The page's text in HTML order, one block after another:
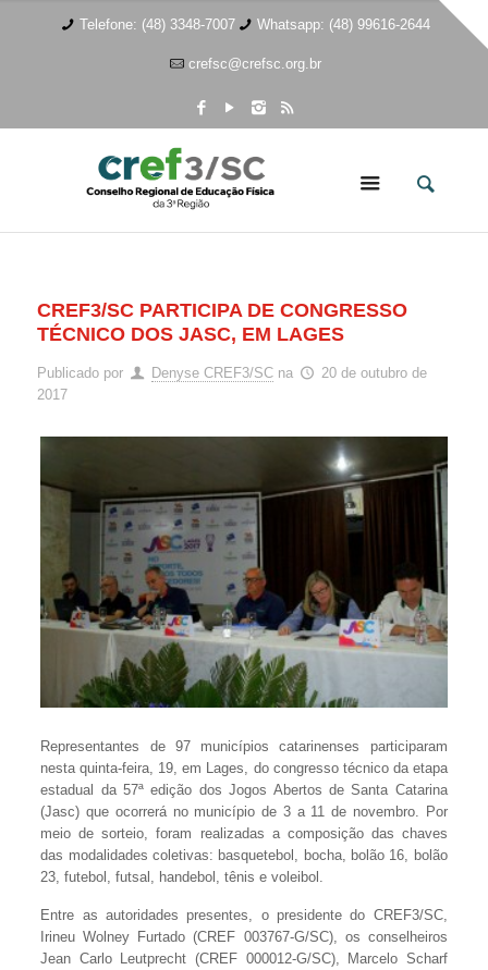
Telefone: (48) 3348-7007 Whatsapp: (48) 99616-2644
crefsc@crefsc.org.br
CREF3/SC PARTICIPA DE CONGRESSO
TÉCNICO DOS JASC, EM LAGES
Publicado por Denyse CREF3/SC na
20 de outubro de
2017
Representantes de 97 municípios catarinenses participaram
nesta quinta-feira, 19, em Lages, do congresso técnico da etapa
estadual da 57ª edição dos Jogos Abertos de Santa Catarina
(Jasc) que ocorrerá no município de 3 a 11 de novembro. Por
meio de sorteio, foram realizadas a composição das chaves
das modalidades coletivas: basquetebol, bocha, bolão 16, bolão
23, futebol, futsal, handebol, tênis e voleibol.
Entre as autoridades presentes, o presidente do CREF3/SC,
Irineu Wolney Furtado (CREF 003767-G/SC), os conselheiros
Jean Carlo Leutprecht (CREF 000012-G/SC), Marcelo Scharf